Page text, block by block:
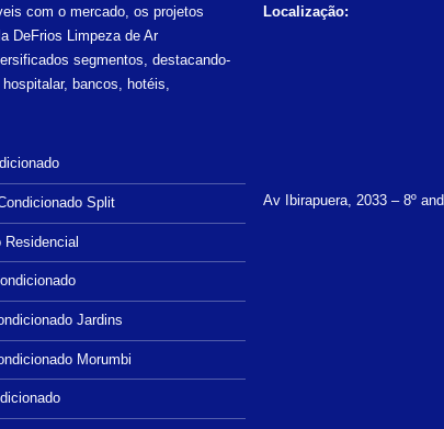
com o mercado, os projetos
DeFrios Limpeza de Ar
segmentos, destacando-
bancos, hotéis,
Split
Residencial
Jardins
Morumbi
Localização:
Av Ibirapuera, 2033 – 8º